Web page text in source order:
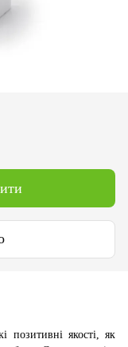
позитивні якості, як